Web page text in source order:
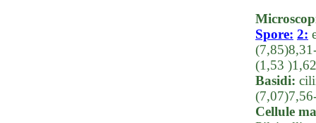
Spore: 2:
(1,53
Basidi:
Cellule